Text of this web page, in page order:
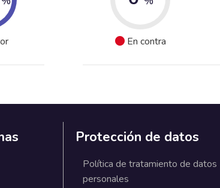
En contra
Protección de datos
Política de tratamiento de datos
personales